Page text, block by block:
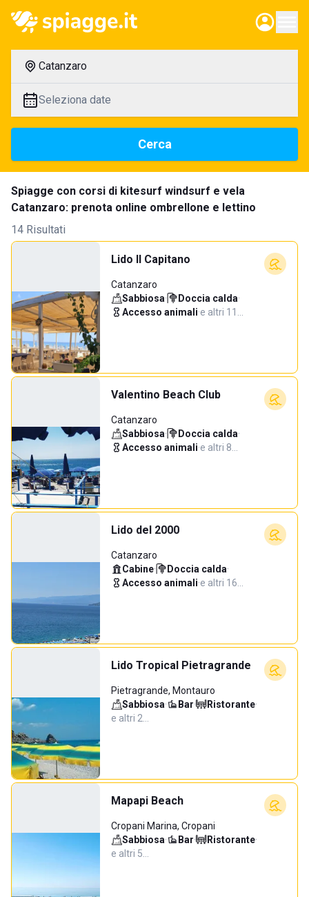
Catanzaro
Seleziona date
Cerca
Spiagge con corsi di kitesurf windsurf e vela
Catanzaro: prenota online ombrellone e lettino
14 Risultati
Lido Il Capitano
Catanzaro
Sabbiosa· Doccia calda·
Accesso animali·e altri 11…
Valentino Beach Club
Catanzaro
Sabbiosa· Doccia calda·
Accesso animali·e altri 8…
Lido del 2000
Catanzaro
Cabine· Doccia calda·
Accesso animali·e altri 16…
Lido Tropical Pietragrande
Pietragrande, Montauro
Sabbiosa· Bar· Ristorante·
e altri 2…
Mapapi Beach
Cropani Marina, Cropani
Sabbiosa· Bar· Ristorante·
e altri 5…